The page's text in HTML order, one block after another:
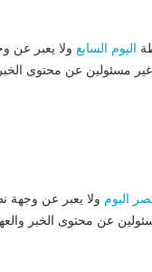
اليوم السابع ولا يعبر عن
مسئولين عن محتوى
اليوم ولا يعبر عن وجهة
عن محتوى الخبر